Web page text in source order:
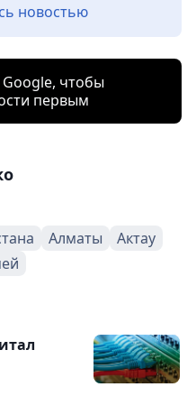
новостью
чтобы
первым
Алматы
Актау